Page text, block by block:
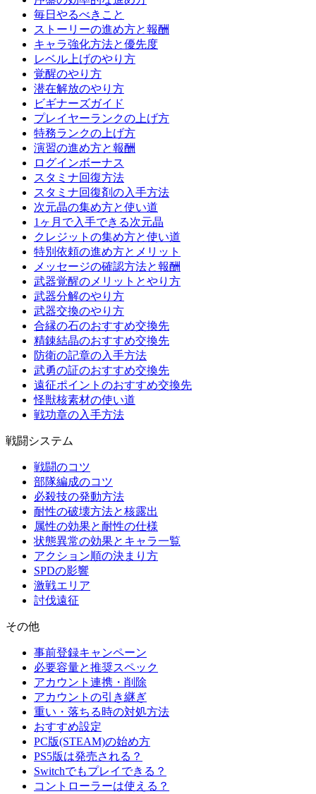
毎日やるべきこと
ストーリーの進め方と報酬
キャラ強化方法と優先度
レベル上げのやり方
覚醒のやり方
潜在解放のやり方
ビギナーズガイド
プレイヤーランクの上げ方
特務ランクの上げ方
演習の進め方と報酬
ログインボーナス
スタミナ回復方法
スタミナ回復剤の入手方法
次元晶の集め方と使い道
1ヶ月で入手できる次元晶
クレジットの集め方と使い道
特別依頼の進め方とメリット
メッセージの確認方法と報酬
武器覚醒のメリットとやり方
武器分解のやり方
武器交換のやり方
合縁の石のおすすめ交換先
精錬結晶のおすすめ交換先
防衛の記章の入手方法
武勇の証のおすすめ交換先
遠征ポイントのおすすめ交換先
怪獣核素材の使い道
戦功章の入手方法
戦闘システム
戦闘のコツ
部隊編成のコツ
必殺技の発動方法
耐性の破壊方法と核露出
属性の効果と耐性の仕様
状態異常の効果とキャラ一覧
アクション順の決まり方
SPDの影響
激戦エリア
討伐遠征
その他
事前登録キャンペーン
必要容量と推奨スペック
アカウント連携・削除
アカウントの引き継ぎ
重い・落ちる時の対処方法
おすすめ設定
PC版(STEAM)の始め方
PS5版は発売される？
Switchでもプレイできる？
コントローラーは使える？